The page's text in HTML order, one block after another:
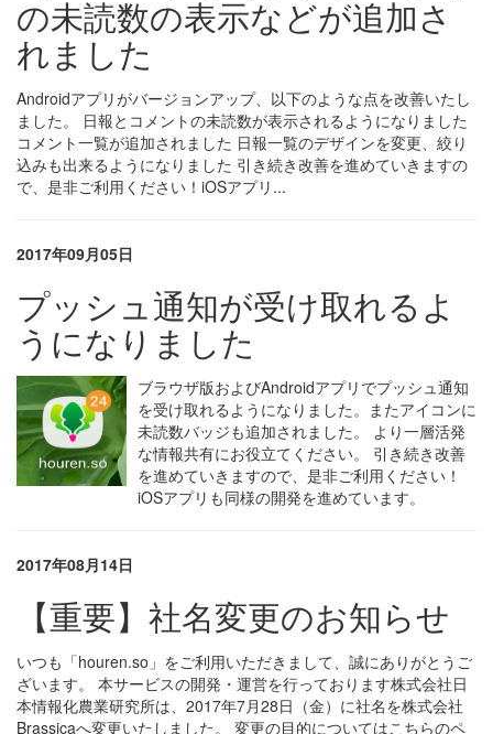
の未読数の表示などが追加さ
れました
Androidアプリがバージョンアップ、以下のような点を改善いたし
ました。 日報とコメントの未読数が表示されるようになりました
コメント一覧が追加されました 日報一覧のデザインを変更、絞り
込みも出来るようになりました 引き続き改善を進めていきますの
で、是非ご利用ください！iOSアプリ...
2017年09月05日
プッシュ通知が受け取れるよ
うになりました
ブラウザ版およびAndroidアプリでプッシュ通知
を受け取れるようになりました。またアイコンに
未読数バッジも追加されました。 より一層活発
な情報共有にお役立てください。 引き続き改善
を進めていきますので、是非ご利用ください！
iOSアプリも同様の開発を進めています。
2017年08月14日
【重要】社名変更のお知らせ
いつも「houren.so」をご利用いただきまして、誠にありがとうご
ざいます。 本サービスの開発・運営を行っております株式会社日
本情報化農業研究所は、2017年7月28日（金）に社名を株式会社
Brassicaへ変更いたしました。 変更の目的についてはこちらのペ